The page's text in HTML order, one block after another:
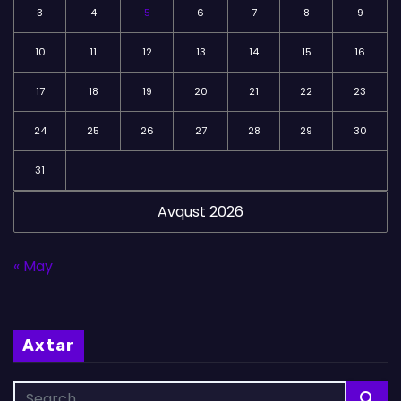
Avqust 2026
3 4 5 6 7 8 9
10 11 12 13 14 15 16
17 18 19 20 21 22 23
24 25 26 27 28 29 30
31
« May
Axtar